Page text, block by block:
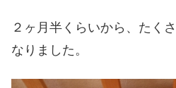
２ヶ月半くらいから、たく
なりました。